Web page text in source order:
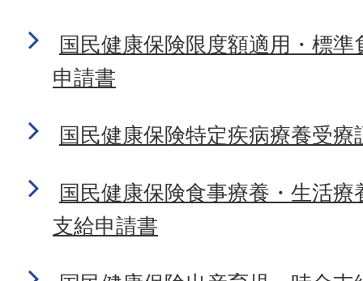
国民健康保険限度額適用・標
申請書
国民健康保険特定疾病療養受療
国民健康保険食事療養・生活
支給申請書